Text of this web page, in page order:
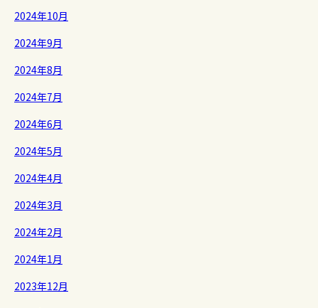
2024年10月
2024年9月
2024年8月
2024年7月
2024年6月
2024年5月
2024年4月
2024年3月
2024年2月
2024年1月
2023年12月